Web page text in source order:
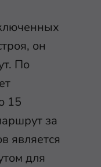
он
По
15
за
является
для